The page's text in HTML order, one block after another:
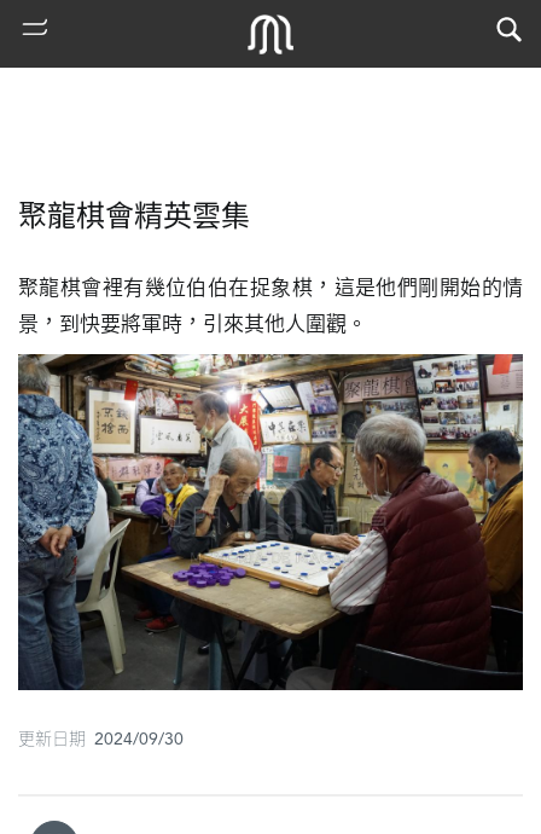
熱
門
搜
索
古
地
圖
媽
閣
廟
聚龍棋會精英雲集
聚龍棋會裡有幾位伯伯在捉象棋，這是他們剛開始的情
景，到快要將軍時，引來其他人圍觀。
更新日期 2024/09/30